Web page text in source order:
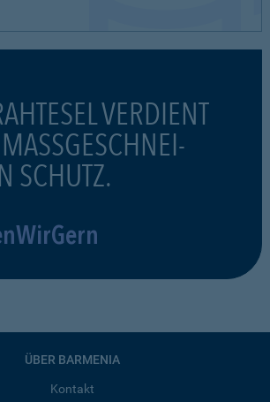
VERDIENT
SCHUTZ.
ÜBER BARMENIA
Kontakt